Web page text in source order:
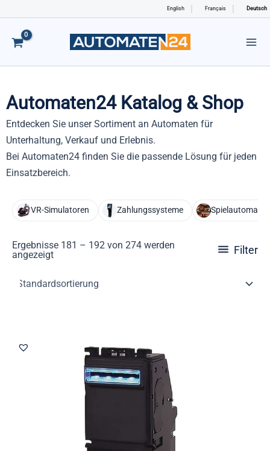
springen
English Français Deutsch
Automaten24 Katalog & Shop
Entdecken Sie unser Sortiment an Automaten für
Unterhaltung, Verkauf und Erlebnis.
Bei Automaten24 finden Sie die passende Lösung für jeden
Einsatzbereich.
VR-Simulatoren Zahlungssysteme Spielautomaten
Ergebnisse 181 – 192 von 274 werden
angezeigt
Filter